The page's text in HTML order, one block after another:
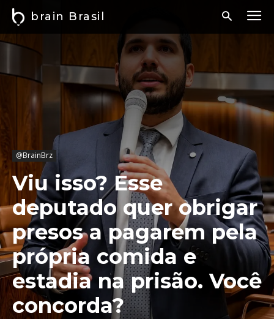
brain Brasil
@BrainBrz
Viu isso? Esse
deputado quer obrigar
presos a pagarem pela
própria comida e
estadia na prisão. Você
concorda?